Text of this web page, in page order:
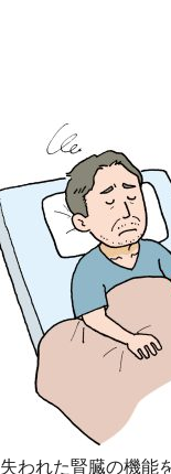
われた腎臓の機能